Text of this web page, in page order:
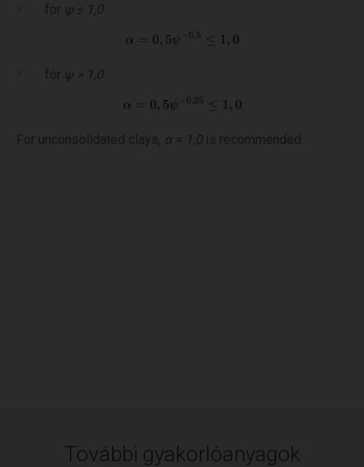
for ψ ≤ 1,0
for ψ > 1,0
For unconsolidated clays, α = 1,0is recommended.
További gyakorlóanyagok